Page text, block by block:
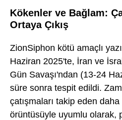
Kökenler ve Bağlam:
Ortaya Çıkış
ZionSiphon kötü amaçlı
Haziran 2025'te, İran ve
Gün Savaşı'ndan (13-24
süre sonra tespit edildi.
çatışmaları takip eden
örüntüsüyle uyumlu olarak,